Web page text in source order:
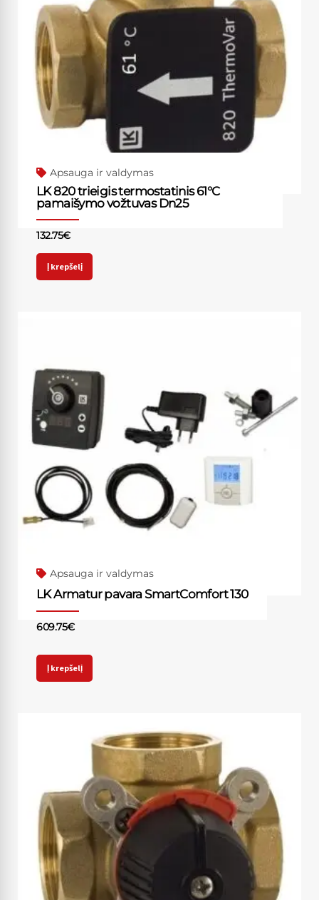
Apsauga ir valdymas
LK 820 trieigis termostatinis 61°C
pamaišymo vožtuvas Dn25
132.75€
Į krepšelį
Apsauga ir valdymas
LK Armatur pavara SmartComfort 130
609.75€
Į krepšelį